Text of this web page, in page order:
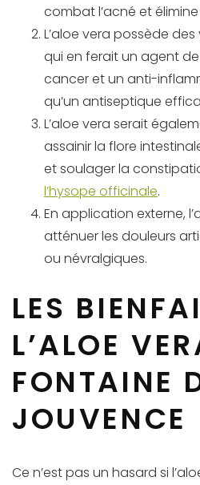
combat l’acné et
L’aloe vera possède
qui en ferait un agent
cancer et un anti-
qu’un antiseptique
L’aloe vera serait
assainir la flore
et soulager la
l’hysope officinale.
En application externe,
atténuer les douleurs
ou névralgiques.
LES
L’ALOE
FONTAINE
JOUVENCE
Ce n’est pas un hasard si